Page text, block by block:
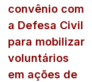
convênio com
a Defesa Civil
para mobilizar
voluntários
em ações de